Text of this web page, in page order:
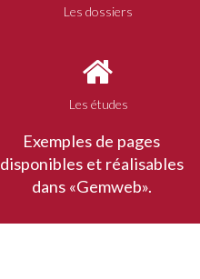
Les dossiers
Les études
Exemples de pages
disponibles et réalisables
dans «Gemweb».